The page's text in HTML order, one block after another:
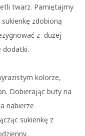
twarz. Pamiętajmy
zdobioną
z dużej
dodatki.
kolorze,
Dobierając buty na
nabierze
sukienkę z